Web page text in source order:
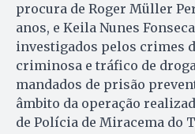
procura de Roger Müller
anos, e Keila Nunes
investigados pelos crimes
criminosa e tráfico de
mandados de prisão
âmbito da operação
de Polícia de Miracema do